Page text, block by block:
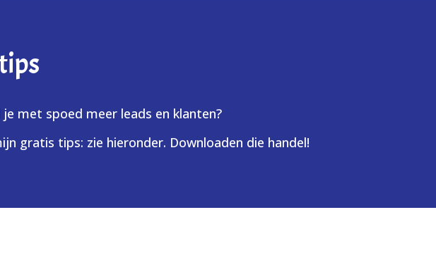
met spoed meer leads en klanten?
gratis tips: zie hieronder. Downloaden die handel!